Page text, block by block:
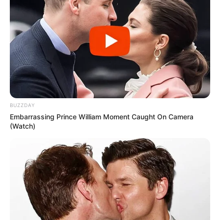
BUZZDAY
Embarrassing Prince William Moment Caught On Camera
(Watch)